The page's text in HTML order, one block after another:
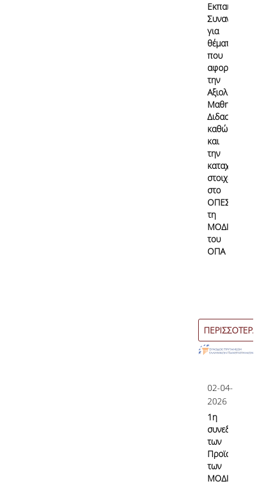
Εκπαιδευτικές
Συναντήσεις
για
θέματα
που
αφορούν
την
Αξιολόγηση
Μαθημάτων/
Διδασκαλίας
καθώς
και
την
καταχώρηση
στοιχείων
στο
ΟΠΕΣΠ από
τη
ΜΟΔΙΠ
του
ΟΠΑ
ΠΕΡΙΣΣΟΤΕΡΑ
02-04-
2026
1η
συνεδρίαση
των
Προϊσταμένων
των
ΜΟΔΙΠ